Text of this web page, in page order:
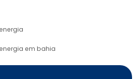
em bahia